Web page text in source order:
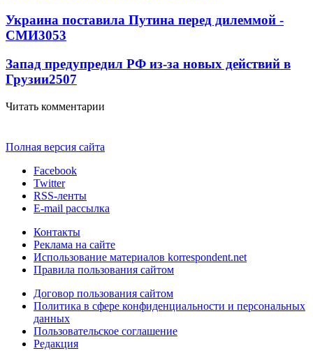
Украина поставила Путина перед дилеммой -
СМИ3053
Запад предупредил РФ из-за новых действий в
Грузии2507
Читать комментарии
Полная версия сайта
Facebook
Twitter
RSS-ленты
E-mail рассылка
Контакты
Реклама на сайте
Использование материалов korrespondent.net
Правила пользования сайтом
Договор пользования сайтом
Политика в сфере конфиденциальности и персональных
данных
Пользовательское соглашение
Редакция